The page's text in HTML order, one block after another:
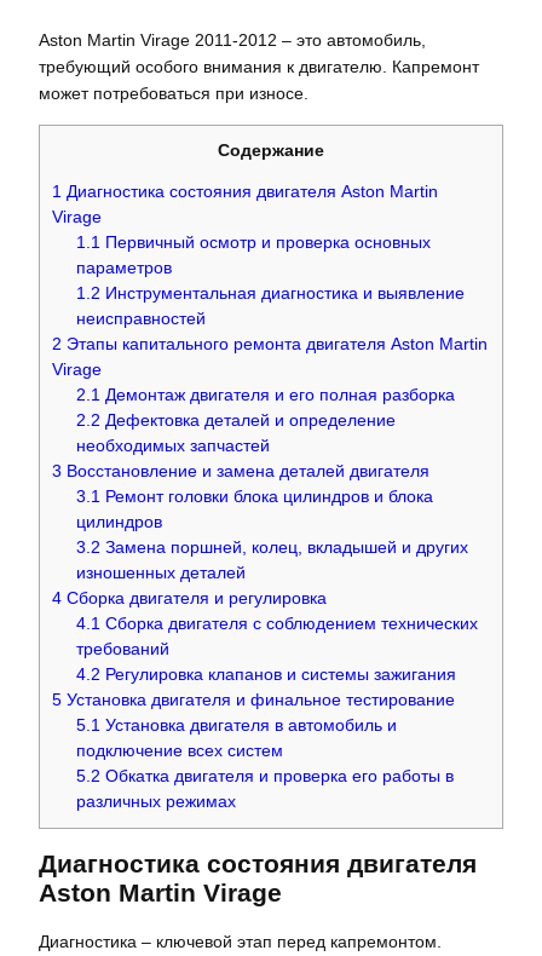
Aston Martin Virage 2011-2012 – это автомобиль,
требующий особого внимания к двигателю. Капремонт
может потребоваться при износе.
Содержание
1 Диагностика состояния двигателя Aston Martin
Virage
1.1 Первичный осмотр и проверка основных
параметров
1.2 Инструментальная диагностика и выявление
неисправностей
2 Этапы капитального ремонта двигателя Aston Martin
Virage
2.1 Демонтаж двигателя и его полная разборка
2.2 Дефектовка деталей и определение
необходимых запчастей
3 Восстановление и замена деталей двигателя
3.1 Ремонт головки блока цилиндров и блока
цилиндров
3.2 Замена поршней, колец, вкладышей и других
изношенных деталей
4 Сборка двигателя и регулировка
4.1 Сборка двигателя с соблюдением технических
требований
4.2 Регулировка клапанов и системы зажигания
5 Установка двигателя и финальное тестирование
5.1 Установка двигателя в автомобиль и
подключение всех систем
5.2 Обкатка двигателя и проверка его работы в
различных режимах
Диагностика состояния двигателя
Aston Martin Virage
Диагностика – ключевой этап перед капремонтом.